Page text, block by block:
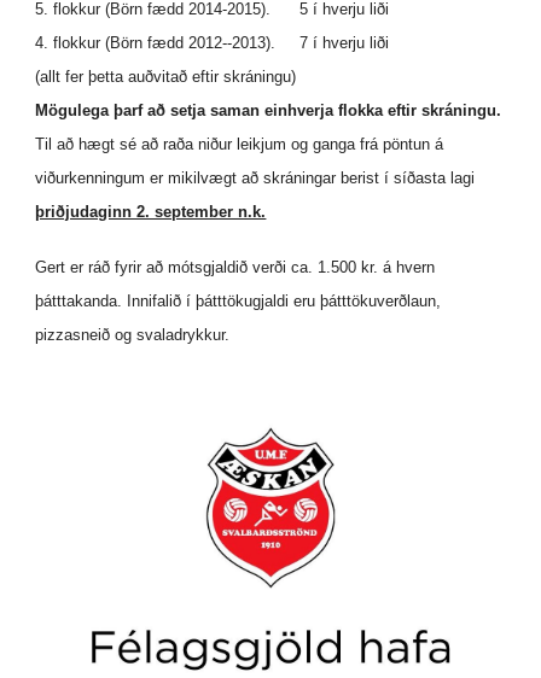
5. flokkur (Börn fædd 2014-2015). 5 í hverju liði
4. flokkur (Börn fædd 2012--2013). 7 í hverju liði
(allt fer þetta auðvitað eftir skráningu)
Mögulega þarf að setja saman einhverja flokka eftir skráningu.
Til að hægt sé að raða niður leikjum og ganga frá pöntun á
viðurkenningum er mikilvægt að skráningar berist í síðasta lagi
þriðjudaginn 2. september n.k.
Gert er ráð fyrir að mótsgjaldið verði ca. 1.500 kr. á hvern
þátttakanda. Innifalið í þátttökugjaldi eru þátttökuverðlaun,
pizzasneið og svaladrykkur.